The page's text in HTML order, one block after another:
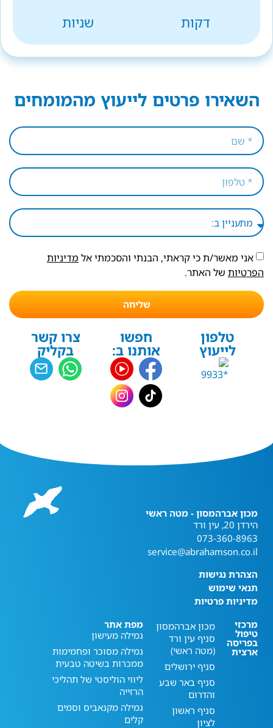
דקות
שניות
השאירו פרטים לייעוץ מהמומחים
אני מאשר/ת כי קראתי, הבנתי והסכמתי אל מדיניות
הפרטיות של האתר.
שליחה
טלפון
לייעוץ
חפשו
אותנו ב:
צרו קשר
בקליק
מכון אברהמסון - מטה ראשי
הירדן 20, עין ורד
073-360-8963
service@abrahamson.co.il
הצהרת נגישות
תנאי שימוש
מדיניות פרטיות
מרכזי
טיפול
בפריסה
ארצית
מכון אברהמסון
סניף עין ורד
(מטה ראשי)
סניף ירושלים
סניף באר שבע
והדרום
סניף ראשון
לציון
מפת אתר
גמילה מעישון
גמילה מסוכר ופחמימות
ממכרות בשיטה טבעית
ליווי הוליסטי של תהליכי
הרזייה
גמילה מקנאביס וסמים
קלים